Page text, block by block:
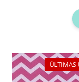
ÚLTIMAS